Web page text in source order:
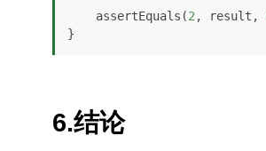
    assertEquals(
2 , result,
}
6.结论